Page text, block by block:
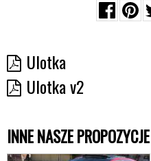
Ulotka
Ulotka v2
INNE NASZE PROPOZYCJE